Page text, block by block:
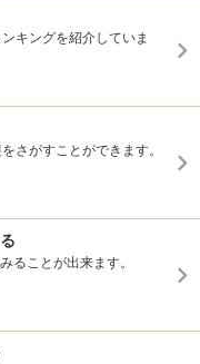
キングを紹介していま
さがすことができます。
ることが出来ます。